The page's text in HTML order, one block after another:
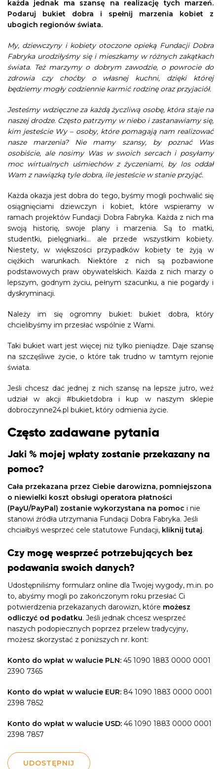
każda jednak ma szansę na realizację tych marzeń.
Podaruj bukiet dobra i spełnij marzenia kobiet z
ubogich regionów świata.
My, dziewczyny i kobiety otoczone opieką Fundacji Dobra
Fabryka urodziłyśmy się i mieszkamy w różnych zakątkach
świata. Też marzymy o dobrym zawodzie, o powrocie do
zdrowia czy choćby o własnej kuchni, dzięki której
będziemy mogły codziennie karmić rodzinę oraz przyjaciół.
Jesteśmy wdzięczne za każdą życzliwą osobę, która staje na
naszej drodze. Często patrzymy w niebo i zastanawiamy się,
kim jesteście Wy – osoby, które pomagają nam realizować
nasze marzenia? Nie mamy szansy, by poznać Was
osobiście, ale nosimy Was w swoich sercach i posyłamy
moc wirtualnych uśmiechów z życzeniami, by los oddał
Wam z nawiązką tyle dobra, ile jesteście w stanie przyjąć.
Każda okazja jest dobra do tego, byśmy mogli pochwalić się
osiągnięciami dziewczyn i kobiet, które wspieramy w
ramach projektów Fundacji Dobra Fabryka. Każda z nich ma
swoją historię, swoje plany i marzenia. Są to matki,
studentki, pielęgniarki… ale przede wszystkim kobiety.
Niestety, w większości przypadków kobiety te żyją w
ciężkich warunkach. Niektóre z nich są pozbawione
podstawowych praw obywatelskich. Każda z nich marzy o
lepszym, godnym życiu, pełnym szacunku, a nie pogardy i
dyskryminacji.
Należy im się ogromny bukiet: bukiet dobra, który
chcielibyśmy im przesłać wspólnie z Wami.
Taki bukiet wart jest więcej niż tylko pieniądze. Daje szansę
na szczęśliwe życie, o które tak trudno w tamtym rejonie
świata.
Jeśli chcesz dać jednej z nich szansę na lepsze jutro, weź
udział w akcji #bukietdobra i kup w naszym sklepie
dobroczynne24.pl bukiet, który odmienia życie.
Często zadawane pytania
Jaki % mojej wpłaty zostanie przekazany na
pomoc?
Cała przekazana przez Ciebie darowizna, pomniejszona
o niewielki koszt obsługi operatora płatności
(PayU/PayPal) zostanie wykorzystana na pomoc i nie
stanowi źródła utrzymania Fundacji Dobra Fabryka. Jeśli
chciałbyś wesprzeć cele statutowe Fundacji, kliknij tutaj.
Czy mogę wesprzeć potrzebujących bez
podawania swoich danych?
Udostępniliśmy formularz online dla Twojej wygody, m.in. po
to, abyśmy mogli po zakończonym roku przesłać Ci
potwierdzenia przekazanych darowizn, które możesz
odliczyć od podatku. Jeśli jednak chcesz wesprzeć
naszych podopiecznych poprzez przelew tradycyjny,
możesz skorzystać z poniższych nr. kont:
Konto do wpłat w walucie PLN: 45 1090 1883 0000 0001
2390 7365
Konto do wpłat w walucie EUR: 84 1090 1883 0000 0001
2398 7852
Konto do wpłat w walucie USD: 46 1090 1883 0000 0001
2398 7857
UDOSTĘPNIJ